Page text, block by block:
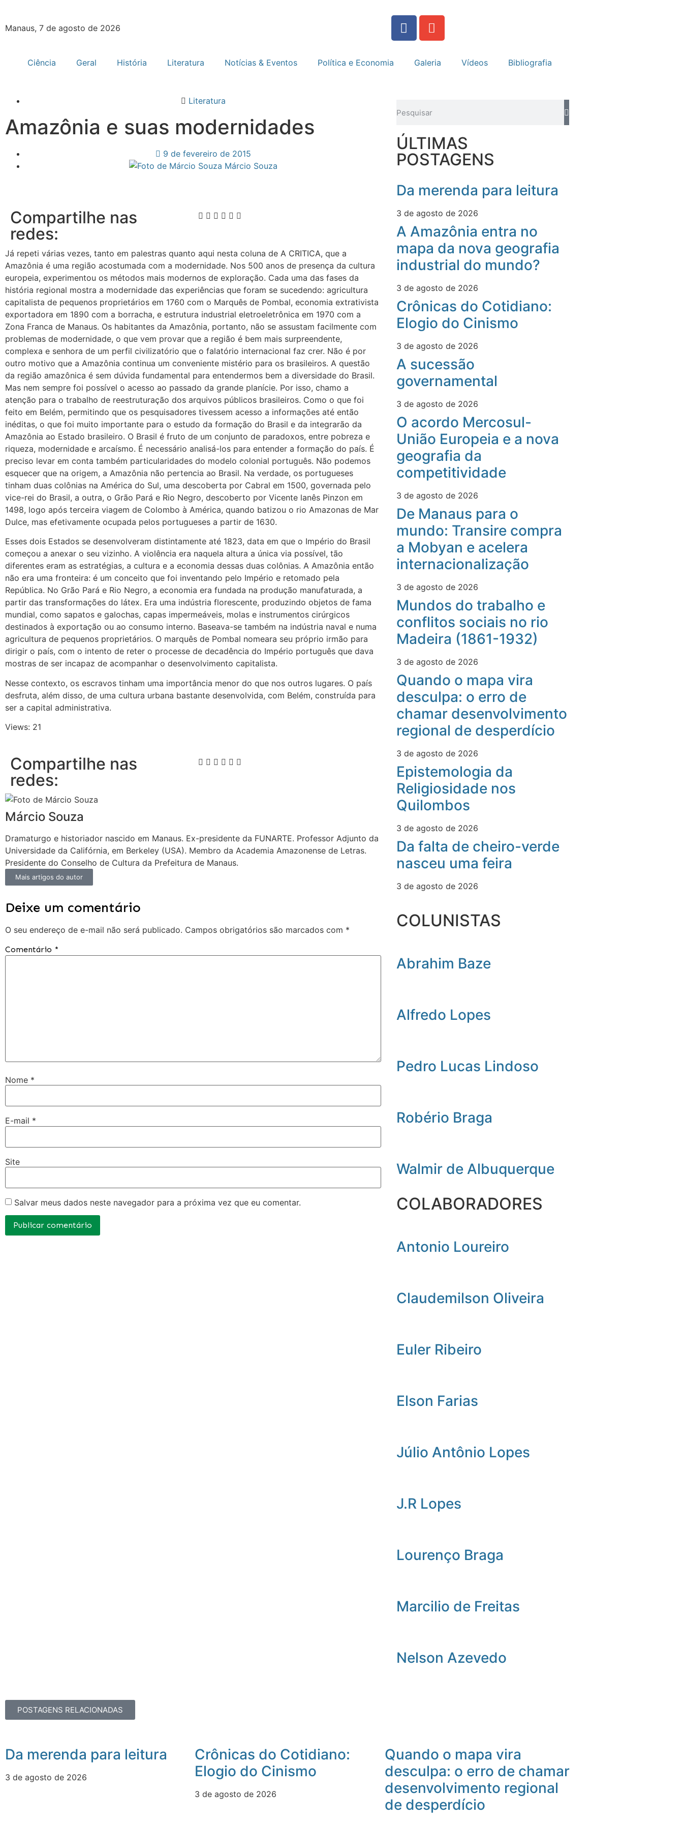
Manaus, 7 de agosto de 2026
Ciência Geral História Literatura Notícias & Eventos Política e Economia Galeria Vídeos Bibliografia
Literatura
Amazônia e suas modernidades
9 de fevereiro de 2015
Márcio Souza
Compartilhe nas
redes:
Já repeti várias vezes, tanto em palestras quanto aqui nesta coluna de A CRITICA, que a
Amazônia é uma região acostumada com a modernidade. Nos 500 anos de presença da cultura
europeia, experimentou os métodos mais modernos de exploração. Cada uma das fases da
história regional mostra a modernidade das experiências que foram se sucedendo: agricultura
capitalista de pequenos proprietários em 1760 com o Marquês de Pombal, economia extrativista
exportadora em 1890 com a borracha, e estrutura industrial eletroeletrônica em 1970 com a
Zona Franca de Manaus. Os habitantes da Amazônia, portanto, não se assustam facilmente com
problemas de modernidade, o que vem provar que a região é bem mais surpreendente,
complexa e senhora de um perfil civilizatório que o falatório internacional faz crer. Não é por
outro motivo que a Amazônia continua um conveniente mistério para os brasileiros. A questão
da região amazônica é sem dúvida fundamental para entendermos bem a diversidade do Brasil.
Mas nem sempre foi possível o acesso ao passado da grande planície. Por isso, chamo a
atenção para o trabalho de reestruturação dos arquivos públicos brasileiros. Como o que foi
feito em Belém, permitindo que os pesquisadores tivessem acesso a informações até então
inéditas, o que foi muito importante para o estudo da formação do Brasil e da integrarão da
Amazônia ao Estado brasileiro. O Brasil é fruto de um conjunto de paradoxos, entre pobreza e
riqueza, modernidade e arcaísmo. É necessário analisá-los para entender a formação do país. É
preciso levar em conta também particularidades do modelo colonial português. Não podemos
esquecer que na origem, a Amazônia não pertencia ao Brasil. Na verdade, os portugueses
tinham duas colônias na América do Sul, uma descoberta por Cabral em 1500, governada pelo
vice-rei do Brasil, a outra, o Grão Pará e Rio Negro, descoberto por Vicente lanês Pinzon em
1498, logo após terceira viagem de Colombo à América, quando batizou o rio Amazonas de Mar
Dulce, mas efetivamente ocupada pelos portugueses a partir de 1630.
Esses dois Estados se desenvolveram distintamente até 1823, data em que o Império do Brasil
começou a anexar o seu vizinho. A violência era naquela altura a única via possível, tão
diferentes eram as estratégias, a cultura e a economia dessas duas colônias. A Amazônia então
não era uma fronteira: é um conceito que foi inventando pelo Império e retomado pela
República. No Grão Pará e Rio Negro, a economia era fundada na produção manufaturada, a
partir das transformações do látex. Era uma indústria florescente, produzindo objetos de fama
mundial, como sapatos e galochas, capas impermeáveis, molas e instrumentos cirúrgicos
destinados à exportação ou ao consumo interno. Baseava-se também na indústria naval e numa
agricultura de pequenos proprietários. O marquês de Pombal nomeara seu próprio irmão para
dirigir o país, com o intento de reter o processe de decadência do Império português que dava
mostras de ser incapaz de acompanhar o desenvolvimento capitalista.
Nesse contexto, os escravos tinham uma importância menor do que nos outros lugares. O país
desfruta, além disso, de uma cultura urbana bastante desenvolvida, com Belém, construída para
ser a capital administrativa.
Views: 21
Compartilhe nas
redes:
Márcio Souza
Dramaturgo e historiador nascido em Manaus. Ex-presidente da FUNARTE. Professor Adjunto da
Universidade da Califórnia, em Berkeley (USA). Membro da Academia Amazonense de Letras.
Presidente do Conselho de Cultura da Prefeitura de Manaus.
Mais artigos do autor
Deixe um comentário
O seu endereço de e-mail não será publicado. Campos obrigatórios são marcados com *
Comentário *
Nome *
E-mail *
Site
Salvar meus dados neste navegador para a próxima vez que eu comentar.
ÚLTIMAS
POSTAGENS
Da merenda para leitura
3 de agosto de 2026
A Amazônia entra no
mapa da nova geografia
industrial do mundo?
3 de agosto de 2026
Crônicas do Cotidiano:
Elogio do Cinismo
3 de agosto de 2026
A sucessão
governamental
3 de agosto de 2026
O acordo Mercosul-
União Europeia e a nova
geografia da
competitividade
3 de agosto de 2026
De Manaus para o
mundo: Transire compra
a Mobyan e acelera
internacionalização
3 de agosto de 2026
Mundos do trabalho e
conflitos sociais no rio
Madeira (1861-1932)
3 de agosto de 2026
Quando o mapa vira
desculpa: o erro de
chamar desenvolvimento
regional de desperdício
3 de agosto de 2026
Epistemologia da
Religiosidade nos
Quilombos
3 de agosto de 2026
Da falta de cheiro-verde
nasceu uma feira
3 de agosto de 2026
COLUNISTAS
Abrahim Baze
Alfredo Lopes
Pedro Lucas Lindoso
Robério Braga
Walmir de Albuquerque
COLABORADORES
Antonio Loureiro
Claudemilson Oliveira
Euler Ribeiro
Elson Farias
Júlio Antônio Lopes
J.R Lopes
Lourenço Braga
Marcilio de Freitas
Nelson Azevedo
POSTAGENS RELACIONADAS
Da merenda para leitura
3 de agosto de 2026
Crônicas do Cotidiano:
Elogio do Cinismo
3 de agosto de 2026
Quando o mapa vira
desculpa: o erro de chamar
desenvolvimento regional
de desperdício